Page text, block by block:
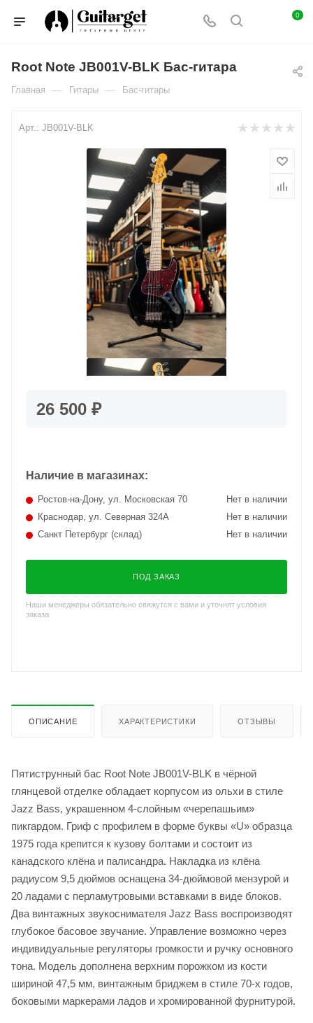
0
Root Note JB001V-BLK Бас-гитара
Главная — Гитары — Бас-гитары
Арт.: JB001V-BLK
26 500 ₽
Наличие в магазинах:
Краснодар, ул. Северная 324А Нет в наличии
Ростов-на-Дону, ул. Московская 70 Нет в наличии
Санкт Петербург (склад) Нет в наличии
ПОД ЗАКАЗ
Наши менеджеры обязательно свяжутся с вами и уточнят условия
заказа
ОПИСАНИЕ ХАРАКТЕРИСТИКИ ОТЗЫВЫ
Пятиструнный бас Root Note JB001V-BLK в чёрной
глянцевой отделке обладает корпусом из ольхи в стиле
Jazz Bass, украшенном 4-слойным «черепашьим»
пикгардом. Гриф с профилем в форме буквы «U» образца
1975 года крепится к кузову болтами и состоит из
канадского клёна и палисандра. Накладка из клёна
радиусом 9,5 дюймов оснащена 34-дюймовой мензурой и
20 ладами с перламутровыми вставками в виде блоков.
Два винтажных звукоснимателя Jazz Bass воспроизводят
глубокое басовое звучание. Управление возможно через
индивидуальные регуляторы громкости и ручку основного
тона. Модель дополнена верхним порожком из кости
шириной 47,5 мм, винтажным бриджем в стиле 70-х годов,
боковыми маркерами ладов и хромированной фурнитурой.